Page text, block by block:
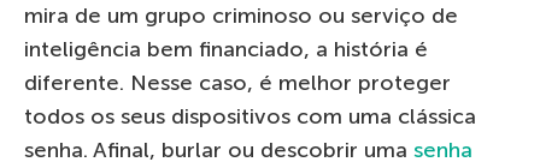
mira de um grupo criminoso ou serviço de
inteligência bem financiado, a história é
diferente. Nesse caso, é melhor proteger
todos os seus dispositivos com uma clássica
senha. Afinal, burlar ou descobrir uma senha